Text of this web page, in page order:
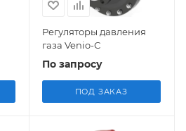
Регуляторы давления
газа Venio-С
По запросу
ПОД ЗАКАЗ